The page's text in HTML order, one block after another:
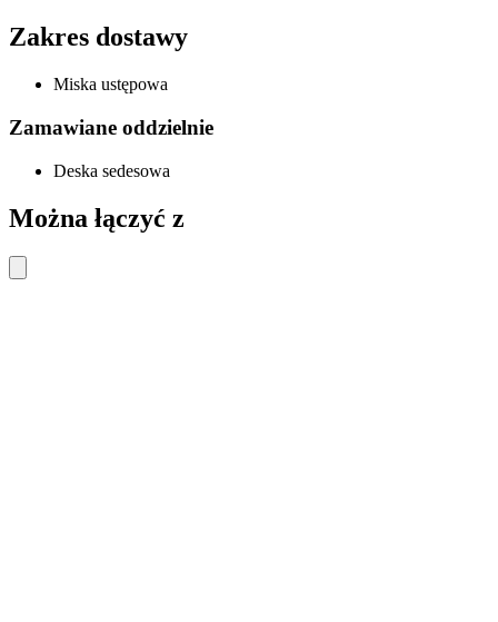
Zakres dostawy
Miska ustępowa
Zamawiane oddzielnie
Deska sedesowa
Można łączyć z